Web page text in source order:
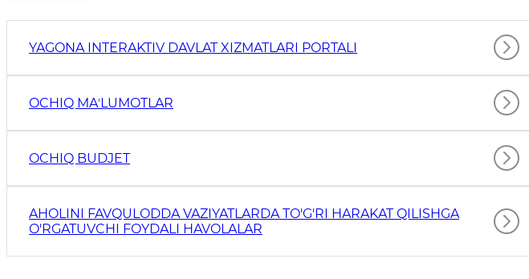
YAGONA INTERAKTIV DAVLAT XIZMATLARI PORTALI
OCHIQ MAʼLUMOTLAR
OCHIQ BUDJET
AHOLINI FAVQULODDA VAZIYATLARDA TO'G'RI HARAKAT QILISHGA
O'RGATUVCHI FOYDALI HAVOLALAR